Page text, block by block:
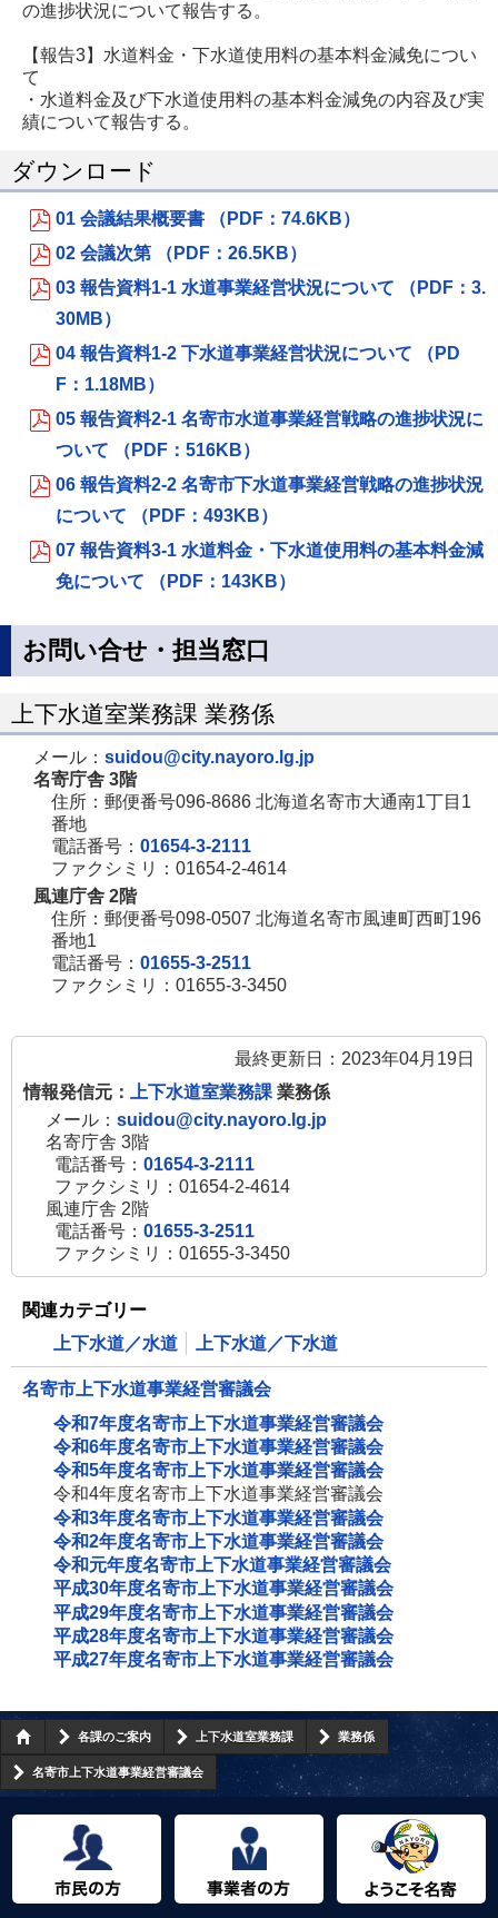
の進捗状況について報告する。
【報告3】水道料金・下水道使用料の基本料金減免につい
て
・水道料金及び下水道使用料の基本料金減免の内容及び実
績について報告する。
ダウンロード
01 会議結果概要書 （PDF：74.6KB）
02 会議次第 （PDF：26.5KB）
03 報告資料1-1 水道事業経営状況について （PDF：3.
30MB）
04 報告資料1-2 下水道事業経営状況について （PD
F：1.18MB）
05 報告資料2-1 名寄市水道事業経営戦略の進捗状況に
ついて （PDF：516KB）
06 報告資料2-2 名寄市下水道事業経営戦略の進捗状況
について （PDF：493KB）
07 報告資料3-1 水道料金・下水道使用料の基本料金減
免について （PDF：143KB）
お問い合せ・担当窓口
上下水道室業務課 業務係
メール： suidou@city.nayoro.lg.jp
名寄庁舎 3階
住所：郵便番号096-8686 北海道名寄市大通南1丁目1
番地
電話番号： 01654-3-2111
ファクシミリ：01654-2-4614
風連庁舎 2階
住所：郵便番号098-0507 北海道名寄市風連町西町196
番地1
電話番号： 01655-3-2511
ファクシミリ：01655-3-3450
最終更新日：2023年04月19日
情報発信元：
上下水道室業務課 業務係
メール： suidou@city.nayoro.lg.jp
名寄庁舎 3階
電話番号： 01654-3-2111
ファクシミリ：01654-2-4614
風連庁舎 2階
電話番号： 01655-3-2511
ファクシミリ：01655-3-3450
関連カテゴリー
上下水道／水道
上下水道／下水道
名寄市上下水道事業経営審議会
令和7年度名寄市上下水道事業経営審議会
令和6年度名寄市上下水道事業経営審議会
令和5年度名寄市上下水道事業経営審議会
令和4年度名寄市上下水道事業経営審議会
令和3年度名寄市上下水道事業経営審議会
令和2年度名寄市上下水道事業経営審議会
令和元年度名寄市上下水道事業経営審議会
平成30年度名寄市上下水道事業経営審議会
平成29年度名寄市上下水道事業経営審議会
平成28年度名寄市上下水道事業経営審議会
平成27年度名寄市上下水道事業経営審議会
各課のご案内 上下水道室業務課 業務係
名寄市上下水道事業経営審議会